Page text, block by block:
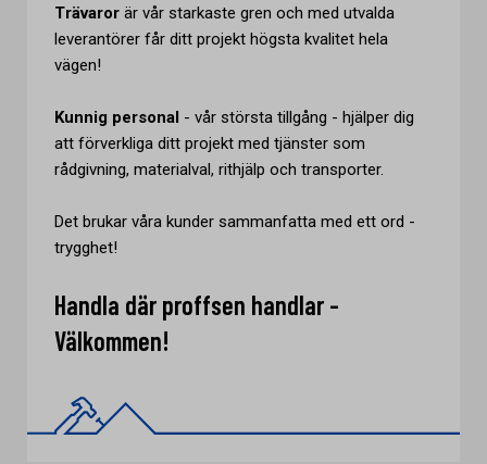
Trävaror är vår starkaste gren och med utvalda
leverantörer får ditt projekt högsta kvalitet hela
vägen!
Kunnig personal - vår största tillgång - hjälper dig
att förverkliga ditt projekt med tjänster som
rådgivning, materialval, rithjälp och transporter.
Det brukar våra kunder sammanfatta med ett ord -
trygghet!
Handla där proffsen handlar -
Välkommen!